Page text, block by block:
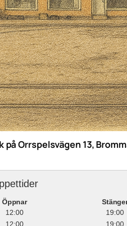
Orrspelsvägen 13,
Öppnar
12:00
19:00
12:00 19:00